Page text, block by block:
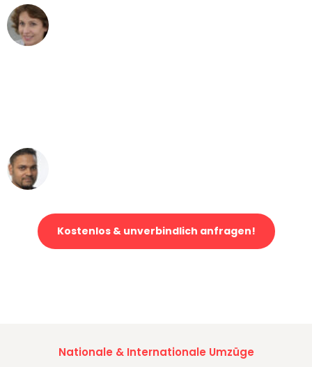
Kostenlos & unverbindlich anfragen!
Nationale & Internationale Umzüge